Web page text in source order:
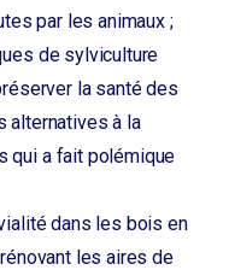
par les animaux ;
de sylviculture
la santé des
alternatives à la
qui a fait polémique
dans les bois en
les aires de